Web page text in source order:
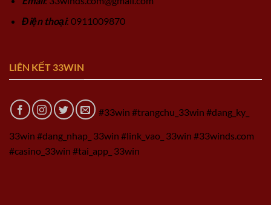
Điện thoại: 0911009870
LIÊN KẾT 33WIN
#33win #trangchu_33win #dang_ky_
33win #dang_nhap_ 33win #link_vao_ 33win #33winds.com
#casino_33win #tai_app_ 33win